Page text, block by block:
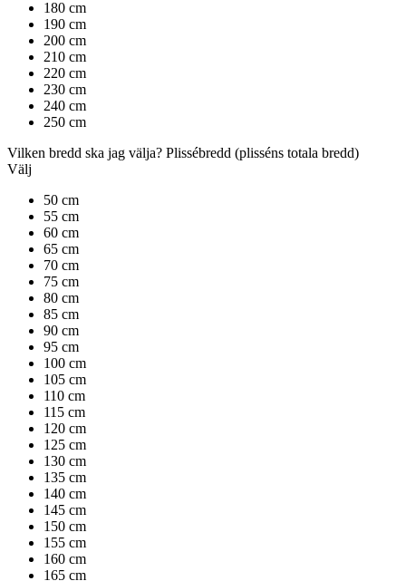
180 cm
190 cm
200 cm
210 cm
220 cm
230 cm
240 cm
250 cm
Vilken bredd ska jag välja? Plissébredd (plisséns totala bredd)
Välj
50 cm
55 cm
60 cm
65 cm
70 cm
75 cm
80 cm
85 cm
90 cm
95 cm
100 cm
105 cm
110 cm
115 cm
120 cm
125 cm
130 cm
135 cm
140 cm
145 cm
150 cm
155 cm
160 cm
165 cm